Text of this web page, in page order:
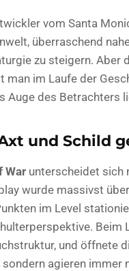
vom Santa
überraschend
zu steigern. Aber
man im Laufe der
Auge des Betrachters
und Schild
War unterscheidet sich
wurde massivst
im Level
Beim
und öffnete
sondern agieren immer